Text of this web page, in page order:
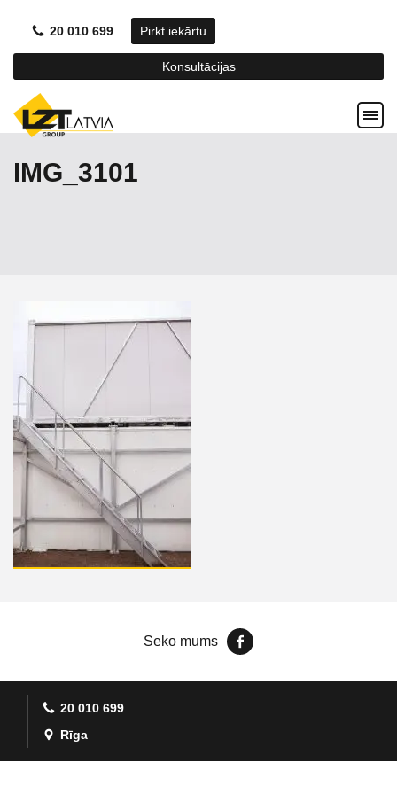
20 010 699 Pirkt iekārtu
Konsultācijas
IMG_3101
Seko mums
20 010 699
Rīga